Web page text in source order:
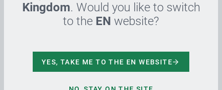
Kingdom. Would you like to switch
to the EN website?
YES, TAKE ME TO THE EN WEBSITE
Mit der Unternehmensstrategie S500 strebt die
Salamander Industrie-Produkte GmbH das Ziel an,
Dankeschön hat Salamander auch in diesem Jahr